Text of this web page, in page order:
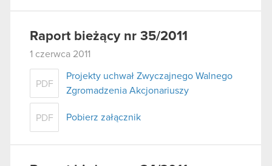
Raport bieżący nr 35/2011
1 czerwca 2011
PDF
Projekty uchwał Zwyczajnego Walnego
Zgromadzenia Akcjonariuszy
PDF Pobierz załącznik